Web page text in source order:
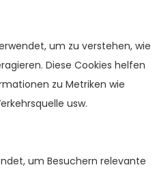
um zu verstehen, wie
Diese Cookies helfen
zu Metriken wie
usw.
um Besuchern relevante